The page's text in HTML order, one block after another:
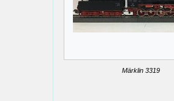
Märklin 3319